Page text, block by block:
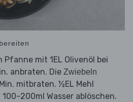
Pfanne mit 1EL Olivenöl bei
anbraten. Die Zwiebeln
mitbraten. ½EL Mehl
Wasser ablöschen.